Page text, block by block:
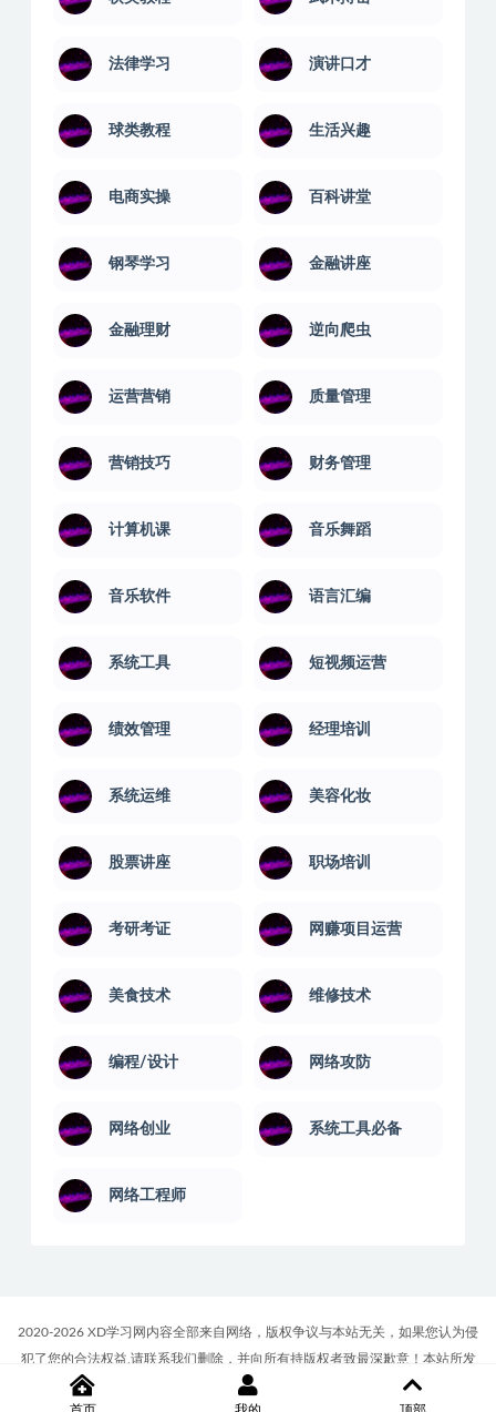
法律学习 演讲口才
球类教程 生活兴趣
电商实操 百科讲堂
钢琴学习 金融讲座
金融理财 逆向爬虫
运营营销 质量管理
营销技巧 财务管理
计算机课 音乐舞蹈
音乐软件 语言汇编
系统工具 短视频运营
绩效管理 经理培训
系统运维 美容化妆
股票讲座 职场培训
考研考证 网赚项目运营
美食技术 维修技术
编程/设计 网络攻防
网络创业 系统工具必备
网络工程师
2020-2026 XD学习网内容全部来自网络，版权争议与本站无关，如果您认为侵
犯了您的合法权益,请联系我们删除，并向所有持版权者致最深歉意！本站所发
布的一切学习教程、软件等资料仅限用于学习体验和研究目的；请自觉下载后